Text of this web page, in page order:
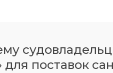
для поставок